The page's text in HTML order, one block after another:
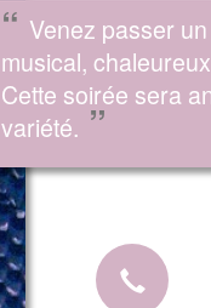
“ Venez passer
musical,
Cette soirée sera
variété. ”